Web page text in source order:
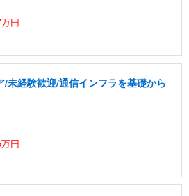
円
未経験歓迎/通信インフラを基礎から
円